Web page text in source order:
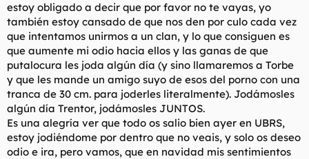
estoy obligado a decir que por favor no te vayas, yo
también estoy cansado de que nos den por culo cada vez
que intentamos unirmos a un clan, y lo que consiguen es
que aumente mi odio hacia ellos y las ganas de que
putalocura les joda algún día (y sino llamaremos a Torbe
y que les mande un amigo suyo de esos del porno con una
tranca de 30 cm. para joderles literalmente). Jodámosles
algún día Trentor, jodámosles JUNTOS.
Es una alegría ver que todo os salio bien ayer en UBRS,
estoy jodiéndome por dentro que no veais, y solo os deseo
odio e ira, pero vamos, que en navidad mis sentimientos